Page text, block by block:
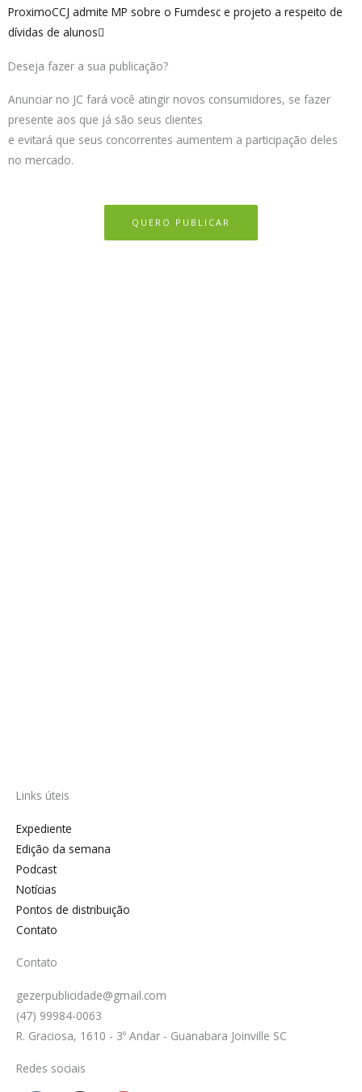
ProximoCCJ admite MP sobre o Fumdesc e projeto a respeito de
dívidas de alunos
Deseja fazer a sua publicação?
Anunciar no JC fará você atingir novos consumidores, se fazer
presente aos que já são seus clientes
e evitará que seus concorrentes aumentem a participação deles
no mercado.
QUERO PUBLICAR
Links úteis
Expediente
Edição da semana
Podcast
Notícias
Pontos de distribuição
Contato
Contato
gezerpublicidade@gmail.com
(47) 99984-0063
R. Graciosa, 1610 - 3º Andar - Guanabara Joinville SC
Redes sociais